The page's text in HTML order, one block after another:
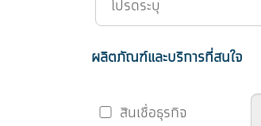
ผลิตภัณฑ์และบริการที่สนใจ
สินเชื่อธุรกิจ